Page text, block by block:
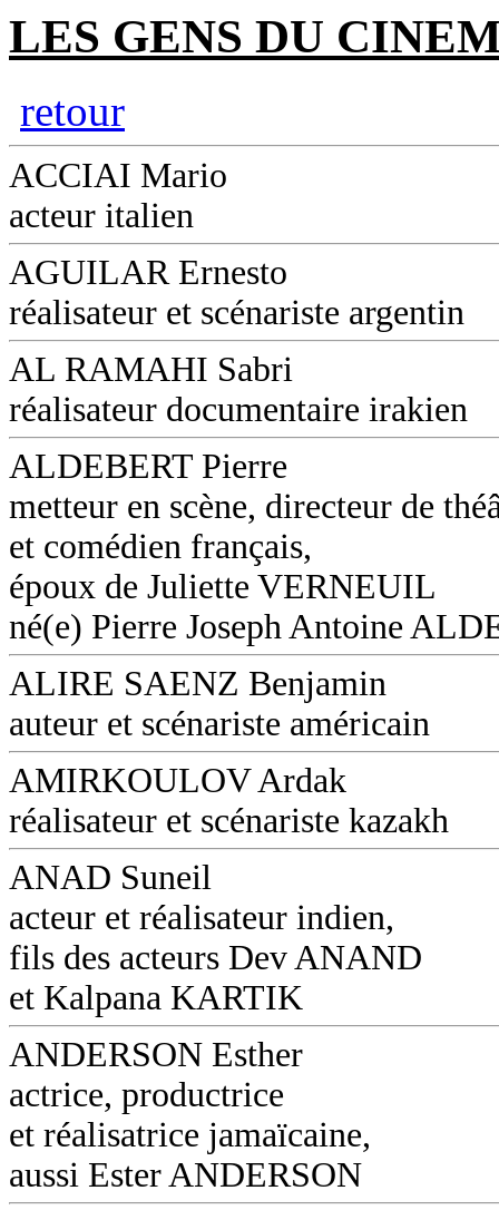
LES GENS DU
retour
ACCIAI Mario
acteur italien
AGUILAR Ernesto
réalisateur et scénariste argentin
AL RAMAHI Sabri
réalisateur documentaire irakien
ALDEBERT Pierre
metteur en scène, directeur de
et comédien français,
époux de Juliette VERNEUIL
né(e) Pierre Joseph Antoine
ALIRE SAENZ Benjamin
auteur et scénariste américain
AMIRKOULOV Ardak
réalisateur et scénariste kazakh
ANAD Suneil
acteur et réalisateur indien,
fils des acteurs Dev ANAND
et Kalpana KARTIK
ANDERSON Esther
actrice, productrice
et réalisatrice jamaïcaine,
aussi Ester ANDERSON